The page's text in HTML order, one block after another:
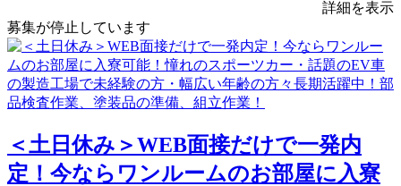
詳細を表示
募集が停止しています
＜土日休み＞WEB面接だけで一発内
定！今ならワンルームのお部屋に入寮